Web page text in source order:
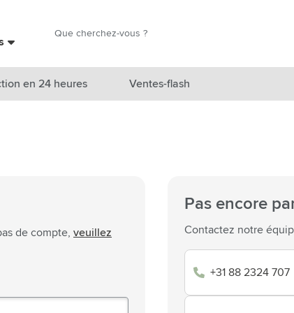
Sacs & Voyage
Produits de soin
en 24 heures Ventes-flash
de compte, veuillez
Pas encore
Contactez notre
+31 88 2324 707